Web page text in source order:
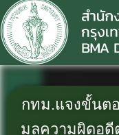
กทม.แจงขั้นต
มูลความผิดอดี